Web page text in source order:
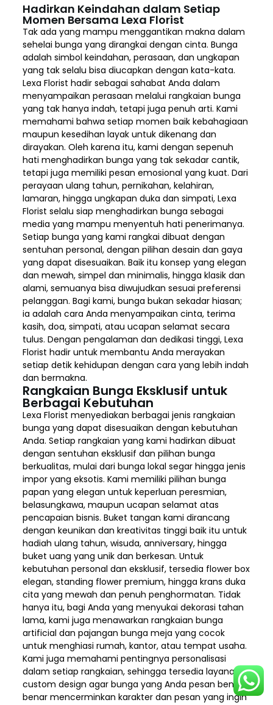
Hadirkan Keindahan dalam Setiap
Momen Bersama Lexa Florist
Tak ada yang mampu menggantikan makna dalam
sehelai bunga yang dirangkai dengan cinta. Bunga
adalah simbol keindahan, perasaan, dan ungkapan
yang tak selalu bisa diucapkan dengan kata-kata.
Lexa Florist hadir sebagai sahabat Anda dalam
menyampaikan perasaan melalui rangkaian bunga
yang tak hanya indah, tetapi juga penuh arti. Kami
memahami bahwa setiap momen baik kebahagiaan
maupun kesedihan layak untuk dikenang dan
dirayakan. Oleh karena itu, kami dengan sepenuh
hati menghadirkan bunga yang tak sekadar cantik,
tetapi juga memiliki pesan emosional yang kuat. Dari
perayaan ulang tahun, pernikahan, kelahiran,
lamaran, hingga ungkapan duka dan simpati, Lexa
Florist selalu siap menghadirkan bunga sebagai
media yang mampu menyentuh hati penerimanya.
Setiap bunga yang kami rangkai dibuat dengan
sentuhan personal, dengan pilihan desain dan gaya
yang dapat disesuaikan. Baik itu konsep yang elegan
dan mewah, simpel dan minimalis, hingga klasik dan
alami, semuanya bisa diwujudkan sesuai preferensi
pelanggan. Bagi kami, bunga bukan sekadar hiasan;
ia adalah cara Anda menyampaikan cinta, terima
kasih, doa, simpati, atau ucapan selamat secara
tulus. Dengan pengalaman dan dedikasi tinggi, Lexa
Florist hadir untuk membantu Anda merayakan
setiap detik kehidupan dengan cara yang lebih indah
dan bermakna.
Rangkaian Bunga Eksklusif untuk
Berbagai Kebutuhan
Lexa Florist menyediakan berbagai jenis rangkaian
bunga yang dapat disesuaikan dengan kebutuhan
Anda. Setiap rangkaian yang kami hadirkan dibuat
dengan sentuhan eksklusif dan pilihan bunga
berkualitas, mulai dari bunga lokal segar hingga jenis
impor yang eksotis. Kami memiliki pilihan bunga
papan yang elegan untuk keperluan peresmian,
belasungkawa, maupun ucapan selamat atas
pencapaian bisnis. Buket tangan kami dirancang
dengan keunikan dan kreativitas tinggi baik itu untuk
hadiah ulang tahun, wisuda, anniversary, hingga
buket uang yang unik dan berkesan. Untuk
kebutuhan personal dan eksklusif, tersedia flower box
elegan, standing flower premium, hingga krans duka
cita yang mewah dan penuh penghormatan. Tidak
hanya itu, bagi Anda yang menyukai dekorasi tahan
lama, kami juga menawarkan rangkaian bunga
artificial dan pajangan bunga meja yang cocok
untuk menghiasi rumah, kantor, atau tempat usaha.
Kami juga memahami pentingnya personalisasi
dalam setiap rangkaian, sehingga tersedia layanan
custom design agar bunga yang Anda pesan benar-
benar mencerminkan karakter dan pesan yang ingin